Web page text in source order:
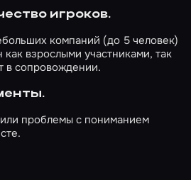
игроков.
компаний (до 5 человек)
взрослыми участниками, так
в сопровождении.
проблемы с пониманием